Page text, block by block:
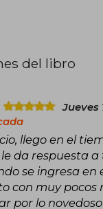
con agilidad.
del libro
Jueves
llego en el
da respuesta a
se ingresa en
con muy pocos
por lo